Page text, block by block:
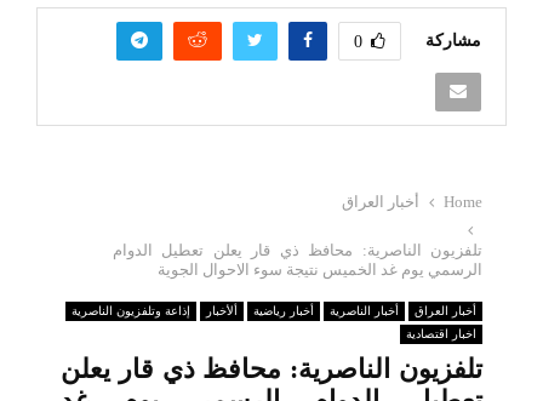
مشاركة 0
Home أخبار العراق
تلفزيون الناصرية: محافظ ذي قار يعلن تعطيل الدوام
الرسمي يوم غد الخميس نتيجة سوء الاحوال الجوية
أخبار العراق أخبار الناصرية أخبار رياضية ألأخبار
إذاعة وتلفزيون الناصرية
اخبار اقتصادية
تلفزيون الناصرية: محافظ ذي قار يعلن